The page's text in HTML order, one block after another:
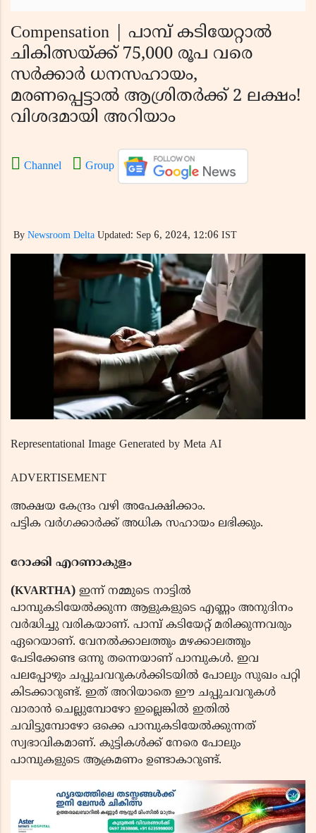
Compensation | പാമ്പ് കടിയേറ്റാല്‍
ചികിത്സയ്ക്ക് 75,000 രൂപ വരെ
സർക്കാർ ധനസഹായം,
മരണപ്പെട്ടാൽ ആശ്രിതർക്ക് 2 ലക്ഷം!
വിശദമായി അറിയാം
Channel Group
By Newsroom Delta Updated: Sep 6, 2024, 12:06 IST
Representational Image Generated by Meta AI
ADVERTISEMENT
അക്ഷയ കേന്ദ്രം വഴി അപേക്ഷിക്കാം.
പട്ടിക വർഗക്കാർക്ക് അധിക സഹായം ലഭിക്കും.
റോക്കി എറണാകുളം
(KVARTHA) ഇന്ന് നമ്മുടെ നാട്ടിൽ
പാമ്പുകടിയേൽക്കുന്ന ആളുകളുടെ എണ്ണം അനുദിനം
വർദ്ധിച്ചു വരികയാണ്. പാമ്പ് കടിയേറ്റ് മരിക്കുന്നവരും
ഏറെയാണ്. വേനൽക്കാലത്തും മഴക്കാലത്തും
പേടിക്കേണ്ട ഒന്നു തന്നെയാണ് പാമ്പുകൾ. ഇവ
പലപ്പോഴും ചപ്പുചവറുകൾക്കിടയിൽ പോലും സുഖം പറ്റി
കിടക്കാറുണ്ട്. ഇത് അറിയാതെ ഈ ചപ്പുചവറുകൾ
വാരാൻ ചെല്ലുമ്പോഴോ ഇല്ലെങ്കിൽ ഇതിൽ
ചവിട്ടുമ്പോഴോ ഒക്കെ പാമ്പുകടിയേൽക്കുന്നത്
സ്വഭാവികമാണ്. കുട്ടികൾക്ക് നേരെ പോലും
പാമ്പുകളുടെ ആക്രമണം ഉണ്ടാകാറുണ്ട്.